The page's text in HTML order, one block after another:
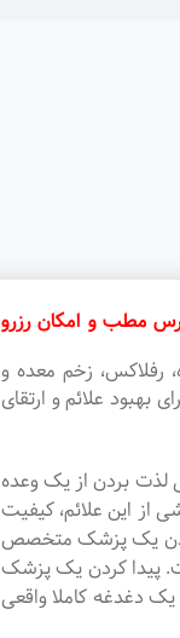
مطب و امکان رزرو
رفلاکس، زخم معده و
علائم و ارتقای
لذت بردن از یک وعده
از این علائم، کیفیت
کردن یک پزشک متخصص
پیدا کردن یک پزشک
دغدغه کاملا واقعی